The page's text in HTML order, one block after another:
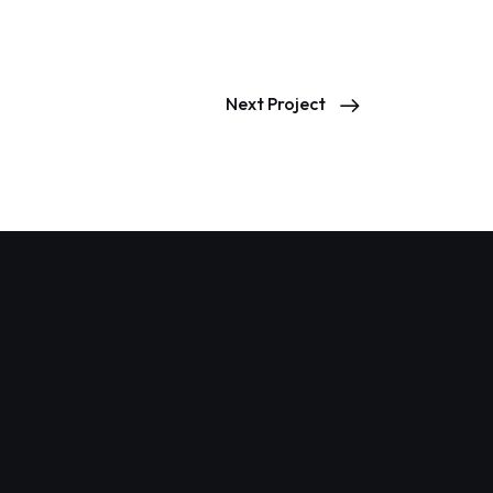
Next Project